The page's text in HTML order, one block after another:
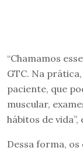
“Chamamos
GTC. Na
paciente, que
muscular,
hábitos de
Dessa forma,